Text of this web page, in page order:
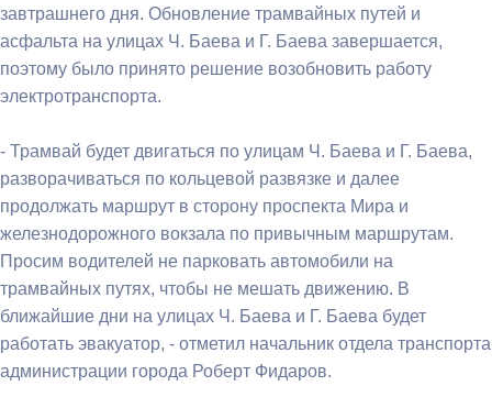
завтрашнего дня. Обновление трамвайных путей и
асфальта на улицах Ч. Баева и Г. Баева завершается,
поэтому было принято решение возобновить работу
электротранспорта.
- Трамвай будет двигаться по улицам Ч. Баева и Г. Баева,
разворачиваться по кольцевой развязке и далее
продолжать маршрут в сторону проспекта Мира и
железнодорожного вокзала по привычным маршрутам.
Просим водителей не парковать автомобили на
трамвайных путях, чтобы не мешать движению. В
ближайшие дни на улицах Ч. Баева и Г. Баева будет
работать эвакуатор, - отметил начальник отдела транспорта
администрации города Роберт Фидаров.